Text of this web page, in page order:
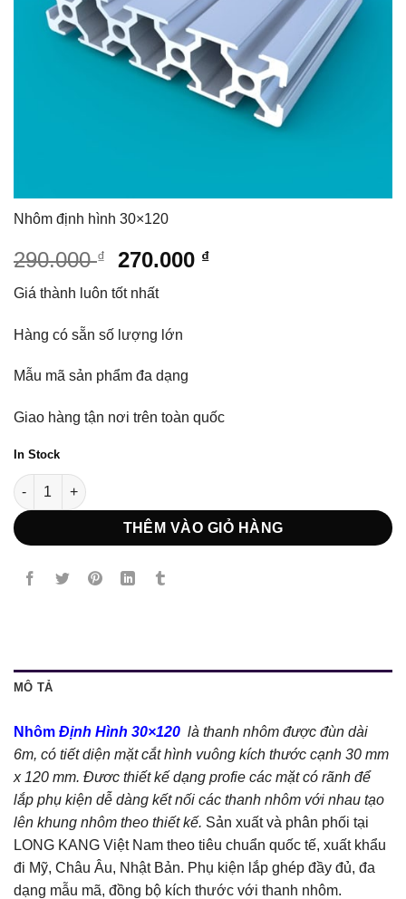
Nhôm định hình 30×120
290.000₫
Giá
gốc
là:
290.000 ₫.
270.000 ₫Giá
Giá thành luôn tốt nhất
Hàng có sẵn số lượng lớn
Mẫu mã sản phẩm đa dạng
Giao hàng tận nơi trên toàn quốc
In Stock
Nhôm định hình 30x120 số lượng
THÊM VÀO GIỎ HÀNG
MÔ TẢ
Nhôm Định Hình 30×120 là thanh nhôm được đùn dài
6m, có tiết diện mặt cắt hình vuông kích thước cạnh 30 mm
x 120 mm. Đươc thiết kế dạng profie các mặt có rãnh để
lắp phụ kiện dễ dàng kết nối các thanh nhôm với nhau tạo
lên khung nhôm theo thiết kế. Sản xuất và phân phối tại
LONG KANG Việt Nam theo tiêu chuẩn quốc tế, xuất khẩu
đi Mỹ, Châu Âu, Nhật Bản. Phụ kiện lắp ghép đầy đủ, đa
dạng mẫu mã, đồng bộ kích thước với thanh nhôm.